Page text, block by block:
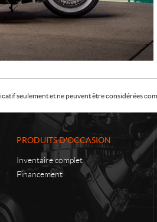
seulement et ne peuvent être considérées
PRODUITS D'OCCASION
Inventaire complet
Financement